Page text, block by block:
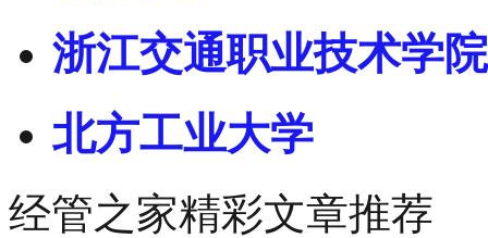
浙江交通职业技术学院
北方工业大学
经管之家精彩文章推荐